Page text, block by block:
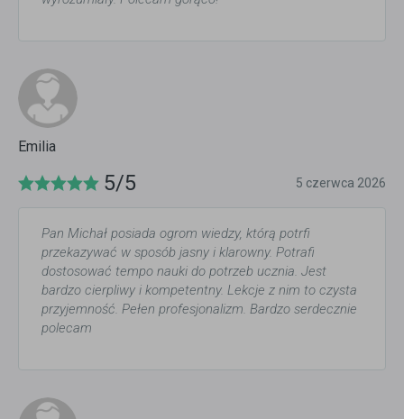
Emilia
5/5 5 czerwca 2026
Pan Michał posiada ogrom wiedzy, którą potrfi
przekazywać w sposób jasny i klarowny. Potrafi
dostosować tempo nauki do potrzeb ucznia. Jest
bardzo cierpliwy i kompetentny. Lekcje z nim to czysta
przyjemność. Pełen profesjonalizm. Bardzo serdecznie
polecam